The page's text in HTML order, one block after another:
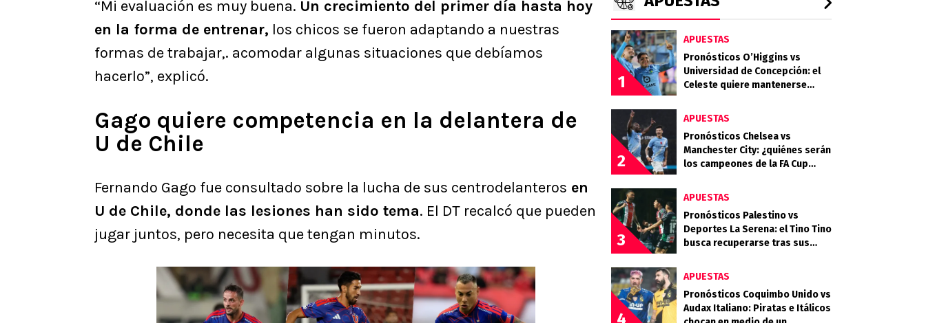
“Mi evaluación es muy buena. Un crecimiento del primer día hasta hoy
en la forma de entrenar, los chicos se fueron adaptando a nuestras
formas de trabajar,. acomodar algunas situaciones que debíamos
hacerlo”, explicó.
Gago quiere competencia en la delantera de
U de Chile
Fernando Gago fue consultado sobre la lucha de sus centrodelanteros en
U de Chile, donde las lesiones han sido tema. El DT recalcó que pueden
jugar juntos, pero necesita que tengan minutos.
1
APUESTAS
Pronósticos O’Higgins vs
Universidad de Concepción: el
Celeste quiere mantenerse
2
APUESTAS
Pronósticos Chelsea vs
Manchester City: ¿quiénes serán
los campeones de la FA Cup
3
APUESTAS
Pronósticos Palestino vs
Deportes La Serena: el Tino Tino
busca recuperarse tras sus
4
APUESTAS
Pronósticos Coquimbo Unido vs
Audax Italiano: Piratas e Itálicos